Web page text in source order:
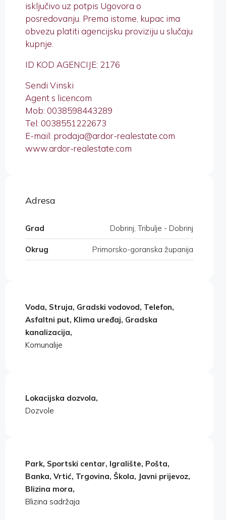
isključivo uz potpis Ugovora o
posredovanju. Prema istome, kupac ima
obvezu platiti agencijsku proviziju u slučaju
kupnje.
ID KOD AGENCIJE: 2176
Sendi Vinski
Agent s licencom
Mob: 0038598443289
Tel: 0038551222673
E-mail: prodaja@ardor-realestate.com
www.ardor-realestate.com
Adresa
Grad Dobrinj, Tribulje - Dobrinj
Okrug Primorsko-goranska županija
Voda, Struja, Gradski vodovod, Telefon,
Asfaltni put, Klima uređaj, Gradska
kanalizacija,
Komunalije
Lokacijska dozvola,
Dozvole
Park, Sportski centar, Igralište, Pošta,
Banka, Vrtić, Trgovina, Škola, Javni prijevoz,
Blizina mora,
Blizina sadržaja